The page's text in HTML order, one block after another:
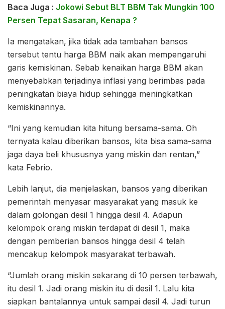
Baca Juga : Jokowi Sebut BLT BBM Tak Mungkin 100
Persen Tepat Sasaran, Kenapa ?
Ia mengatakan, jika tidak ada tambahan bansos
tersebut tentu harga BBM naik akan mempengaruhi
garis kemiskinan. Sebab kenaikan harga BBM akan
menyebabkan terjadinya inflasi yang berimbas pada
peningkatan biaya hidup sehingga meningkatkan
kemiskinannya.
“Ini yang kemudian kita hitung bersama-sama. Oh
ternyata kalau diberikan bansos, kita bisa sama-sama
jaga daya beli khususnya yang miskin dan rentan,”
kata Febrio.
Lebih lanjut, dia menjelaskan, bansos yang diberikan
pemerintah menyasar masyarakat yang masuk ke
dalam golongan desil 1 hingga desil 4. Adapun
kelompok orang miskin terdapat di desil 1, maka
dengan pemberian bansos hingga desil 4 telah
mencakup kelompok masyarakat terbawah.
“Jumlah orang miskin sekarang di 10 persen terbawah,
itu desil 1. Jadi orang miskin itu di desil 1. Lalu kita
siapkan bantalannya untuk sampai desil 4. Jadi turun